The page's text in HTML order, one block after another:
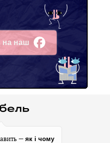
на наш
— як і чому